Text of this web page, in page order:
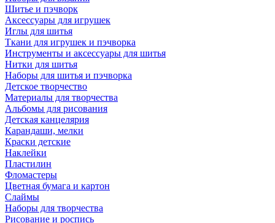
Шитье и пэчворк
Аксессуары для игрушек
Иглы для шитья
Ткани для игрушек и пэчворка
Инструменты и аксессуары для шитья
Нитки для шитья
Наборы для шитья и пэчворка
Детское творчество
Материалы для творчества
Альбомы для рисования
Детская канцелярия
Карандаши, мелки
Краски детские
Наклейки
Пластилин
Фломастеры
Цветная бумага и картон
Слаймы
Наборы для творчества
Рисование и роспись